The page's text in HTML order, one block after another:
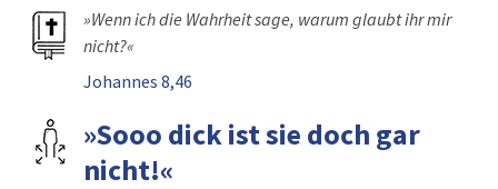
»Wenn ich die Wahrheit sage, warum glaubt ihr mir
nicht?«
Johannes 8,46
»Sooo dick ist sie doch gar
nicht!«